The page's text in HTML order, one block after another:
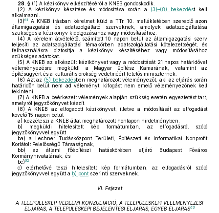
28. § (1) A kézikönyv elkészítéséről a KNEB gondoskodik.
(2) A kézikönyv készítése és módosítása során a (3)–(8) bekezdést kell
alkalmazni.
(3)61
A KNEB írásban kérelmet küld a TTr. 10. mellékletében szereplő azon
államigazgatási és adatszolgáltató szerveknek, amelyek adatszolgáltatása
szükséges a kézikönyv kidolgozásához vagy módosításához.
(4) A kérelem átvételétől számított 10 napon belül az államigazgatási szerv
teljesíti az adatszolgáltatási témakörben adatszolgáltatási kötelezettségét, és
felhasználásra biztosítja a kézikönyv készítéséhez vagy módosításához
szükséges adatokat.
(5) A KNEB az elkészült kézikönyvet vagy a módosítását 21 napos határidővel
véleményezésre megküldi a Magyar Építész Kamarának, valamint az
építésügyért és a kulturális örökség védelméért felelős miniszternek.
(6) Azt az (5) bekezdésben meghatározott véleményezőt, aki az eljárás során
határidőn belül nem ad véleményt, kifogást nem emelő véleményezőnek kell
tekinteni.
(7) A KNEB a beérkezett vélemények alapján szükség esetén egyeztetést tart,
amelyről jegyzőkönyvet készít.
(8) A KNEB az elfogadott kézikönyvet, illetve a módosítását az elfogadást
követő 15 napon belül
a) közzéteszi a KNEB által meghatározott honlapon hirdetményben,
b) megküldi hitelesített kép formátumban, az elfogadásról szóló
jegyzőkönyvvel együtt
ba) a Lechner Tudásközpont Területi, Építészeti és Informatikai Nonprofit
Korlátolt Felelősségű Társaságnak,
bb) az állami főépítészi hatáskörében eljáró Budapest Főváros
Kormányhivatalának, és
bc)62
c) elérhetővé teszi hitelesített kép formátumban, az elfogadásról szóló
jegyzőkönyvvel együtt a b) pont szerinti szerveknek.
VI. Fejezet
A TELEPÜLÉSKÉP-VÉDELMI KONZULTÁCIÓ, A TELEPÜLÉSKÉPI VÉLEMÉNYEZÉSI
ELJÁRÁS, A TELEPÜLÉSKÉPI BEJELENTÉSI ELJÁRÁS, EGYÉB ELJÁRÁS63